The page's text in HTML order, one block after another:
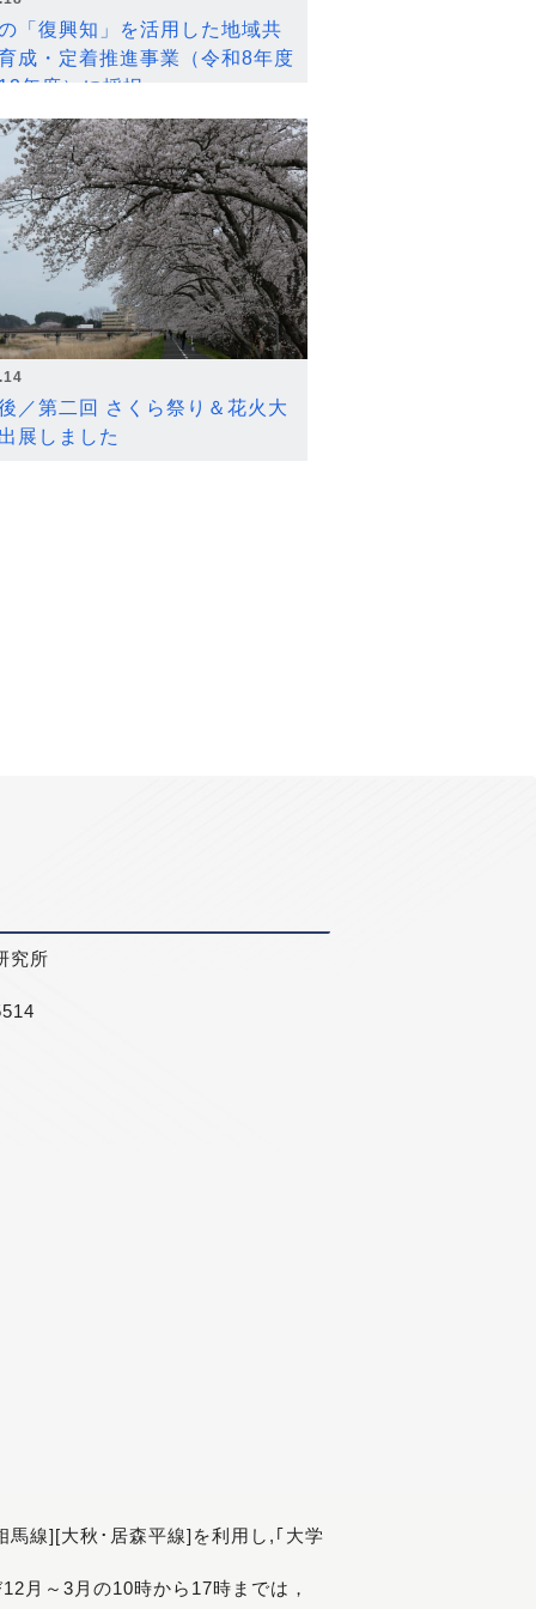
「復興知」を活用した地域共
成・定着推進事業（令和8年度
年度）に採択
／第二回 さくら祭り＆花火大
展しました
究所
線][大秋･居森平線]を利用し,｢大学
月～3月の10時から17時までは，